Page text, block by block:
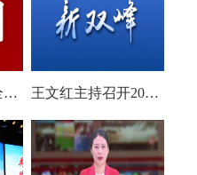
双峰县应急和安全生产委员会关于启动全县防汛、地质灾害、自然灾害救助四级应急响应的通知 王文红主持召开2026年第3次县委常委会（扩大）会议